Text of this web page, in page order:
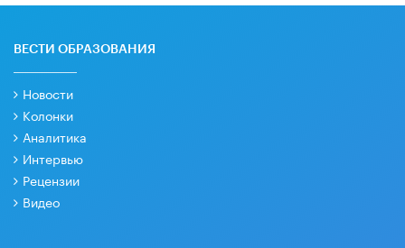
ВЕСТИ ОБРАЗОВАНИЯ
Новости
Колонки
Аналитика
Интервью
Рецензии
Видео